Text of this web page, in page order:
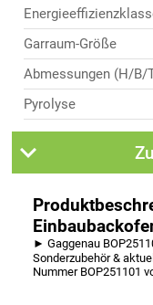
Garraum-Größe
Abmessungen (H/B/
Pyrolyse
► Gaggenau
Sonderzubehör &
Nummer BOP251101